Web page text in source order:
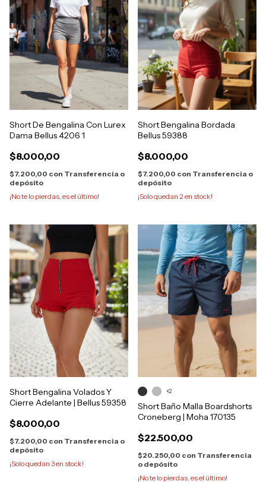
Short De Bengalina Con Lurex
Dama Bellus 4206 1
$8.000,00
$7.200,00 con Transferencia o
depósito
¡No te lo pierdas, es el último!
Short Bengalina Bordada
Bellus 59388
$8.000,00
$7.200,00 con Transferencia o
depósito
¡Solo quedan 2 en stock!
Short Bengalina Volados Y
Cierre Adelante | Bellus 59358
$8.000,00
$7.200,00 con Transferencia o
depósito
¡Solo quedan 3en stock!
Short Baño Malla Boardshorts
Croneberg | Moha 170135
$22.500,00
$20.250,00 con Transferencia
o depósito
¡No te lo pierdas, es el último!
+2